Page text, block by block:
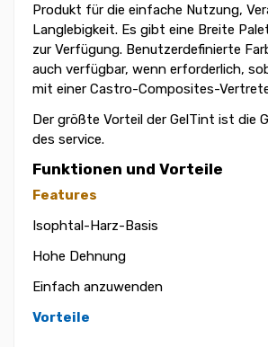
Produkt für die einfache Nutzung,
Langlebigkeit. Es gibt eine Breite
zur Verfügung. Benutzerdefinierte
auch verfügbar, wenn erforderlich,
mit einer Castro-Composites-
Der größte Vorteil der GelTint ist die
des service.
Funktionen und Vorteile
Features
Isophtal-Harz-Basis
Hohe Dehnung
Einfach anzuwenden
Vorteile